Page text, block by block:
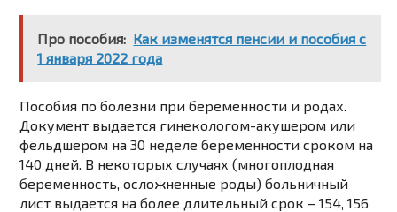
Про пособия: Как изменятся пенсии и пособия с
1 января 2022 года
Пособия по болезни при беременности и родах.
Документ выдается гинекологом-акушером или
фельдшером на 30 неделе беременности сроком на
140 дней. В некоторых случаях (многоплодная
беременность, осложненные роды) больничный
лист выдается на более длительный срок – 154, 156